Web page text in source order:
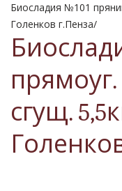
Биосладия №101
Голенков г.Пенза/
сгущ.